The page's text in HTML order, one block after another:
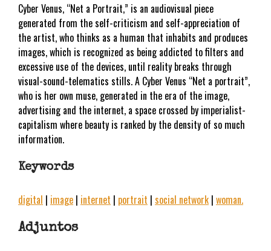
Cyber Venus, “Net a Portrait,” is an audiovisual piece
generated from the self-criticism and self-appreciation of
the artist, who thinks as a human that inhabits and produces
images, which is recognized as being addicted to filters and
excessive use of the devices, until reality breaks through
visual-sound-telematics stills. A Cyber Venus “Net a portrait”,
who is her own muse, generated in the era of the image,
advertising and the internet, a space crossed by imperialist-
capitalism where beauty is ranked by the density of so much
information.
Keywords
digital | image | internet | portrait | social network | woman.
Adjuntos